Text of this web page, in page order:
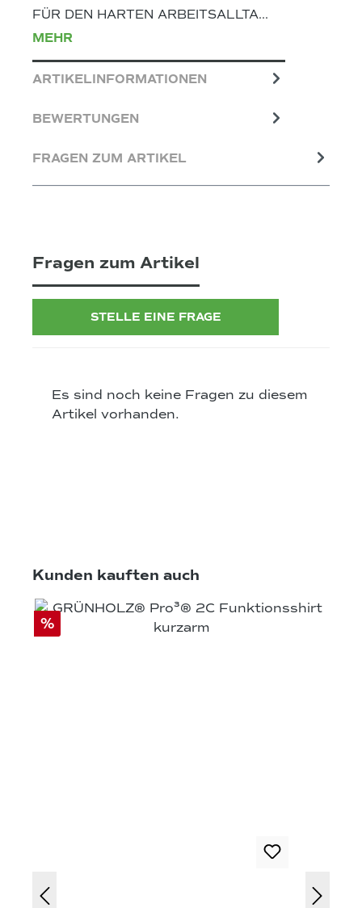
FÜR DEN HARTEN ARBEITSALLTA…
MEHR
ARTIKELINFORMATIONEN
BEWERTUNGEN
FRAGEN ZUM ARTIKEL
Fragen zum Artikel
STELLE EINE FRAGE
Es sind noch keine Fragen zu diesem
Artikel vorhanden.
Produktgalerie überspringen
Kunden kauften auch
%